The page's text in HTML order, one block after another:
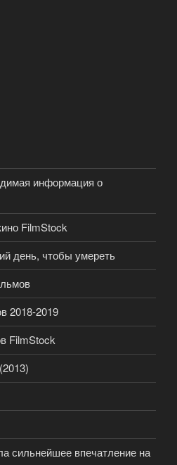
информация о
FilmStock
день, чтобы умереть
2018-2019
FilmStock
сильнейшее впечатление на